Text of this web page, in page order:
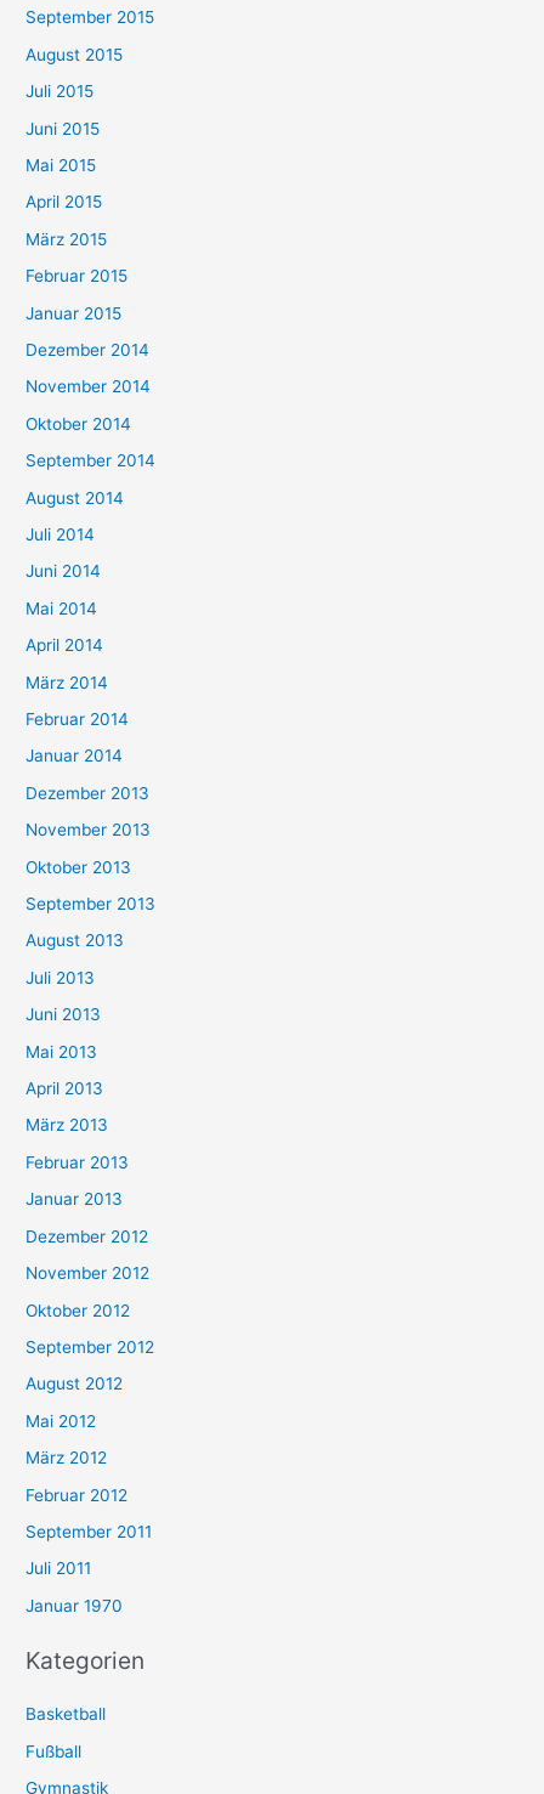
September 2015
August 2015
Juli 2015
Juni 2015
Mai 2015
April 2015
März 2015
Februar 2015
Januar 2015
Dezember 2014
November 2014
Oktober 2014
September 2014
August 2014
Juli 2014
Juni 2014
Mai 2014
April 2014
März 2014
Februar 2014
Januar 2014
Dezember 2013
November 2013
Oktober 2013
September 2013
August 2013
Juli 2013
Juni 2013
Mai 2013
April 2013
März 2013
Februar 2013
Januar 2013
Dezember 2012
November 2012
Oktober 2012
September 2012
August 2012
Mai 2012
März 2012
Februar 2012
September 2011
Juli 2011
Januar 1970
Kategorien
Basketball
Fußball
Gymnastik